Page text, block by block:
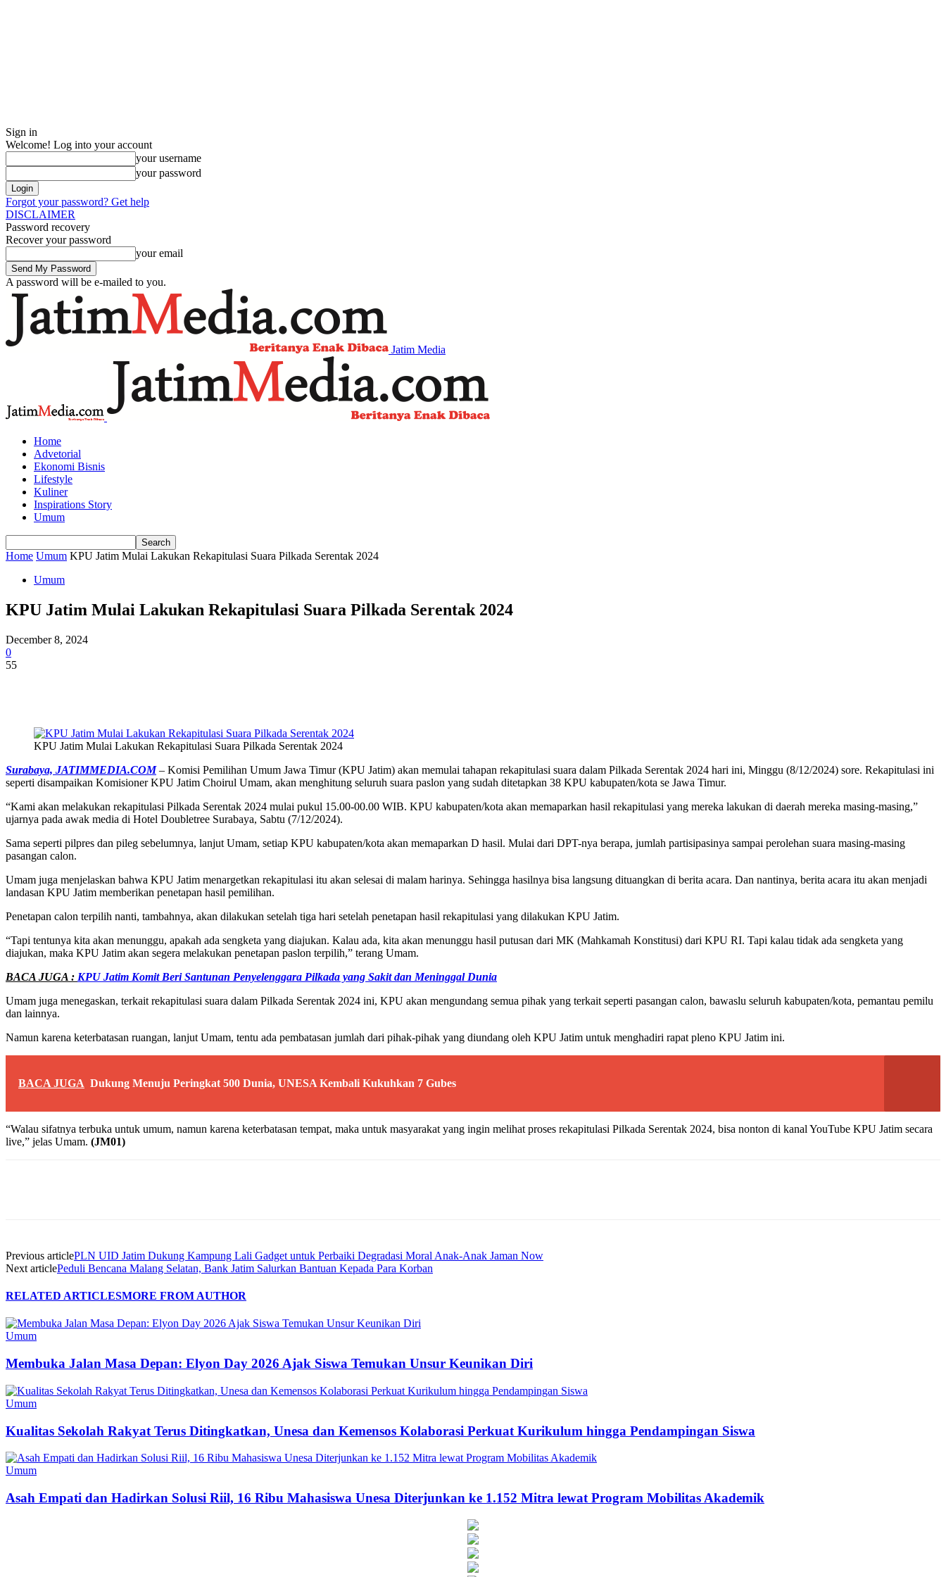
Sign in
Welcome! Log into your account
your username
your password
Forgot your password? Get help
DISCLAIMER
Password recovery
Recover your password
your email
A password will be e-mailed to you.
Jatim Media
Home
Advetorial
Ekonomi Bisnis
Lifestyle
Kuliner
Inspirations Story
Umum
Home Umum KPU Jatim Mulai Lakukan Rekapitulasi Suara Pilkada Serentak 2024
Umum
KPU Jatim Mulai Lakukan Rekapitulasi Suara Pilkada Serentak 2024
December 8, 2024
0
55
KPU Jatim Mulai Lakukan Rekapitulasi Suara Pilkada Serentak 2024
Surabaya, JATIMMEDIA.COM– Komisi Pemilihan Umum Jawa Timur (KPU Jatim) akan memulai tahapan rekapitulasi suara dalam Pilkada Serentak 2024 hari ini, Minggu (8/12/2024) sore. Rekapitulasi ini
seperti disampaikan Komisioner KPU Jatim Choirul Umam, akan menghitung seluruh suara paslon yang sudah ditetapkan 38 KPU kabupaten/kota se Jawa Timur.
“Kami akan melakukan rekapitulasi Pilkada Serentak 2024 mulai pukul 15.00-00.00 WIB. KPU kabupaten/kota akan memaparkan hasil rekapitulasi yang mereka lakukan di daerah mereka masing-masing,”
ujarnya pada awak media di Hotel Doubletree Surabaya, Sabtu (7/12/2024).
Sama seperti pilpres dan pileg sebelumnya, lanjut Umam, setiap KPU kabupaten/kota akan memaparkan D hasil. Mulai dari DPT-nya berapa, jumlah partisipasinya sampai perolehan suara masing-masing
pasangan calon.
Umam juga menjelaskan bahwa KPU Jatim menargetkan rekapitulasi itu akan selesai di malam harinya. Sehingga hasilnya bisa langsung dituangkan di berita acara. Dan nantinya, berita acara itu akan menjadi
landasan KPU Jatim memberikan penetapan hasil pemilihan.
Penetapan calon terpilih nanti, tambahnya, akan dilakukan setelah tiga hari setelah penetapan hasil rekapitulasi yang dilakukan KPU Jatim.
“Tapi tentunya kita akan menunggu, apakah ada sengketa yang diajukan. Kalau ada, kita akan menunggu hasil putusan dari MK (Mahkamah Konstitusi) dari KPU RI. Tapi kalau tidak ada sengketa yang
diajukan, maka KPU Jatim akan segera melakukan penetapan paslon terpilih,” terang Umam.
BACA JUGA : KPU Jatim Komit Beri Santunan Penyelenggara Pilkada yang Sakit dan Meninggal Dunia
Umam juga menegaskan, terkait rekapitulasi suara dalam Pilkada Serentak 2024 ini, KPU akan mengundang semua pihak yang terkait seperti pasangan calon, bawaslu seluruh kabupaten/kota, pemantau pemilu
dan lainnya.
Namun karena keterbatasan ruangan, lanjut Umam, tentu ada pembatasan jumlah dari pihak-pihak yang diundang oleh KPU Jatim untuk menghadiri rapat pleno KPU Jatim ini.
BACA JUGA Dukung Menuju Peringkat 500 Dunia, UNESA Kembali Kukuhkan 7 Gubes
“Walau sifatnya terbuka untuk umum, namun karena keterbatasan tempat, maka untuk masyarakat yang ingin melihat proses rekapitulasi Pilkada Serentak 2024, bisa nonton di kanal YouTube KPU Jatim secara
live,” jelas Umam. (JM01)
Previous articlePLN UID Jatim Dukung Kampung Lali Gadget untuk Perbaiki Degradasi Moral Anak-Anak Jaman Now
Next articlePeduli Bencana Malang Selatan, Bank Jatim Salurkan Bantuan Kepada Para Korban
RELATED ARTICLESMORE FROM AUTHOR
Umum
Membuka Jalan Masa Depan: Elyon Day 2026 Ajak Siswa Temukan Unsur Keunikan Diri
Umum
Kualitas Sekolah Rakyat Terus Ditingkatkan, Unesa dan Kemensos Kolaborasi Perkuat Kurikulum hingga Pendampingan Siswa
Umum
Asah Empati dan Hadirkan Solusi Riil, 16 Ribu Mahasiswa Unesa Diterjunkan ke 1.152 Mitra lewat Program Mobilitas Akademik